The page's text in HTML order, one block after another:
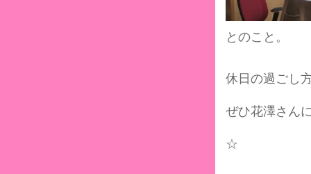
とのこと。
休日の過ごし
ぜひ花澤さん
☆